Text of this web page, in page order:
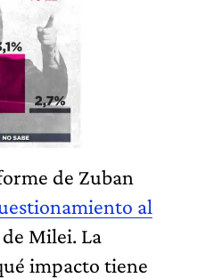
de Zuban
al
de Milei. La
impacto tiene